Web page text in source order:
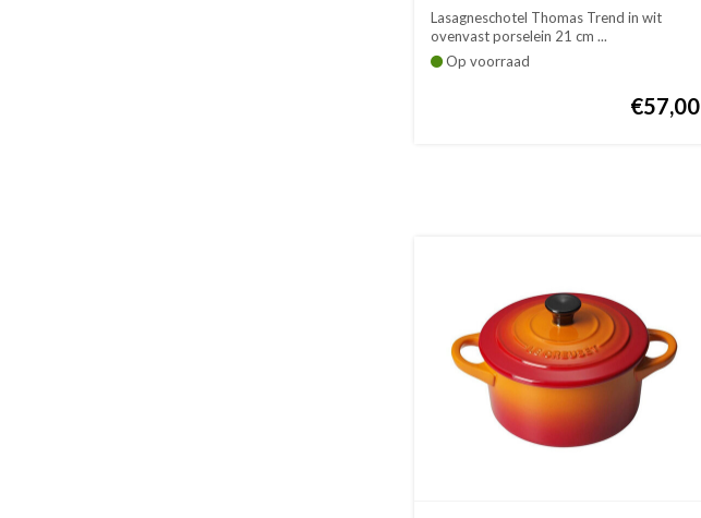
Lasagneschotel Thomas Trend in wit
ovenvast porselein 21 cm ...
Op voorraad
€57,00